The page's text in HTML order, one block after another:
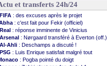
et transferts 24h/24
FIFA : des excuses après le projet
: c'est fait pour Fekir (officiel)
Real : réponse imminente de Vinicius
Arsenal : Nørgaard transféré à Everton (off.)
Al-Ahli : Deschamps a discuté !
PSG : Luis Enrique satisfait malgré tout
: Pogba pointé du doigt